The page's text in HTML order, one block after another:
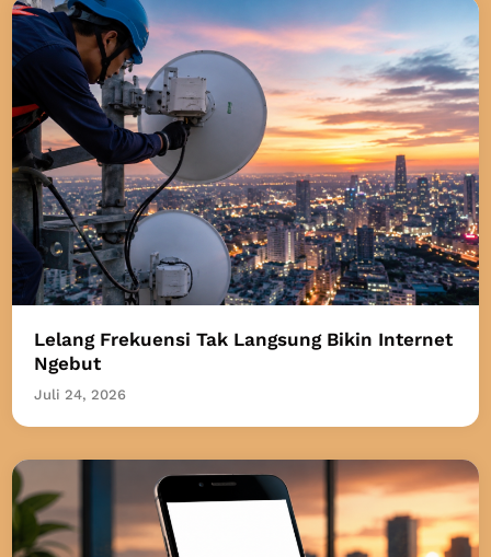
Lelang Frekuensi Tak Langsung Bikin Internet
Ngebut
Juli 24, 2026